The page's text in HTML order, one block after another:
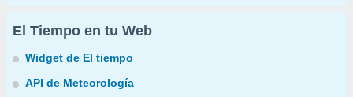
El Tiempo en tu Web
Widget de El tiempo
API de Meteorología